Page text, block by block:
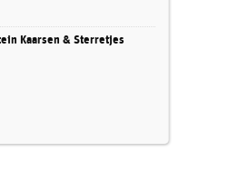
Kaarsen & Sterretjes